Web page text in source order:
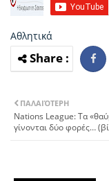
Αθλητικά
ΠΑΛΑΙΌΤΕΡΗ
Nations League: Τα
γίνονται δύο φορές…